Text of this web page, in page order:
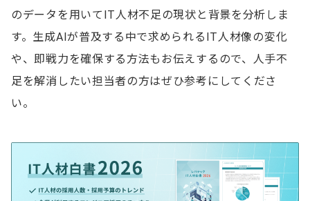
のデータを用いてIT人材不足の現状と背景を分析しま
す。生成AIが普及する中で求められるIT人材像の変化
や、即戦力を確保する方法もお伝えするので、人手不
足を解消したい担当者の方はぜひ参考にしてくださ
い。